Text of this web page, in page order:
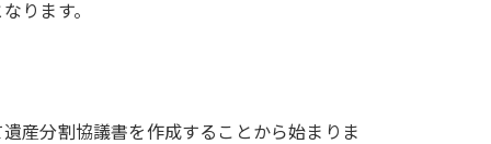
ります。
産分割協議書を作成することから始まりま